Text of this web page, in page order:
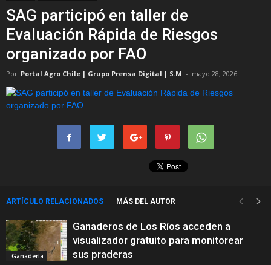
SAG participó en taller de
Evaluación Rápida de Riesgos
organizado por FAO
Por Portal Agro Chile | Grupo Prensa Digital | S.M - mayo 28, 2026
ARTÍCULO RELACIONADOS MÁS DEL AUTOR
Ganadería
Ganaderos de Los Ríos acceden a
visualizador gratuito para monitorear
sus praderas